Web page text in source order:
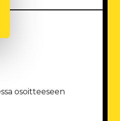
osoitteeseen